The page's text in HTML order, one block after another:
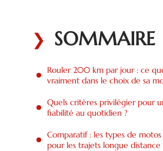
SOMMAIRE
Rouler 200 km par jour : ce
vraiment dans le choix de sa
Quels critères privilégier pour
fiabilité au quotidien ?
Comparatif : les types de motos
pour les trajets longue distance